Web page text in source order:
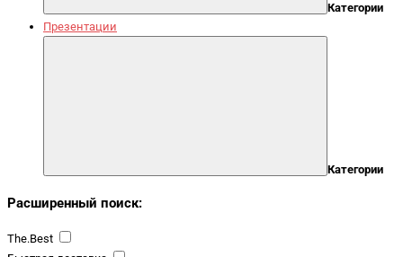
Категории
Презентации
Категории
Расширенный поиск:
The.Best